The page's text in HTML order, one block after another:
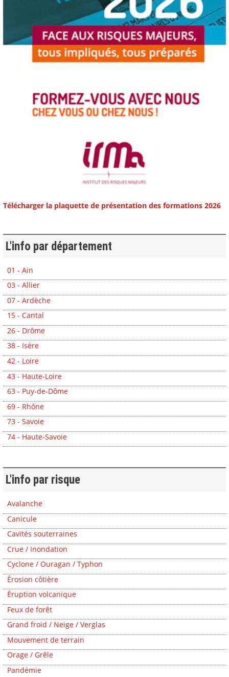
Télécharger la plaquette de présentation des formations 2026
L'info par département
01 - Ain
03 - Allier
07 - Ardèche
15 - Cantal
26 - Drôme
38 - Isère
42 - Loire
43 - Haute-Loire
63 - Puy-de-Dôme
69 - Rhône
73 - Savoie
74 - Haute-Savoie
L'info par risque
Avalanche
Canicule
Cavités souterraines
Crue / Inondation
Cyclone / Ouragan / Typhon
Érosion côtière
Éruption volcanique
Feux de forêt
Grand froid / Neige / Verglas
Mouvement de terrain
Orage / Grêle
Pandémie